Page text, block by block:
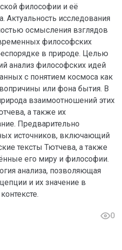
философии и её
Актуальность исследования
осмысления взглядов
философских
в природе. Целью
анализ философских идей
с понятием космоса как
или фона бытия. В
взаимоотношений этих
а также их
Предварительно
источников, включающий
тексты Тютчева, а также
его миру и философии.
анализа, позволяющая
и их значение в
0